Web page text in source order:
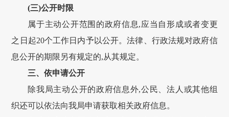
(三)公开时限
属于主动公开范围的政府信息,应当自形成或者变更
之日起20个工作日内予以公开。法律、行政法规对政府信
息公开的期限另有规定的,从其规定。
三、依申请公开
除我局主动公开的政府信息外,公民、法人或其他组
织还可以依法向我局申请获取相关政府信息。